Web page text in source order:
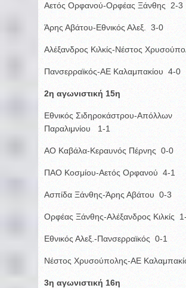
Αετός Ορφανού-Ορφέας Ξάνθης 2-3
Άρης Αβάτου-Εθνικός Αλεξ. 3-0
Αλέξανδρος Κιλκίς-Νέστος
Πανσερραϊκός-ΑΕ Καλαμπακίου 4-0
2η αγωνιστική 15η
Εθνικός Σιδηροκάστρου-Απόλλων
Παραλιμνίου 1-1
ΑΟ Καβάλα-Κεραυνός Πέρνης 0-0
ΠΑΟ Κοσμίου-Αετός Ορφανού 4-1
Ασπίδα Ξάνθης-Άρης Αβάτου 0-3
Ορφέας Ξάνθης-Αλέξανδρος Κιλκίς
Εθνικός Αλεξ.-Πανσερραϊκός 0-1
Νέστος Χρυσούπολης-ΑΕ
3η αγωνιστική 16η